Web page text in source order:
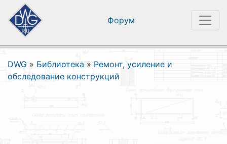
Форум
DWG » Библиотека » Ремонт, усиление и
обследование конструкций